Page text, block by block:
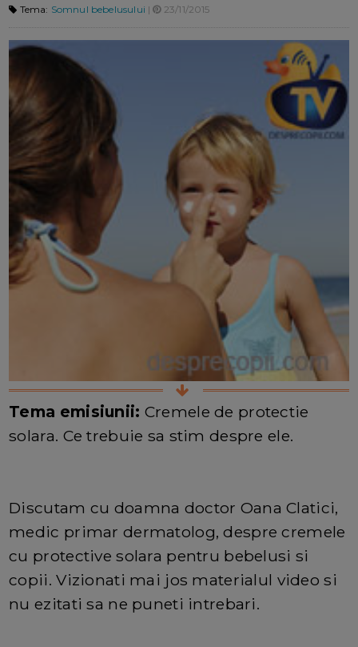
Tema: Somnul bebelusului | 23/11/2015
Tema emisiunii: Cremele de protectie
solara. Ce trebuie sa stim despre ele.
Discutam cu doamna doctor Oana Clatici,
medic primar dermatolog, despre cremele
cu protective solara pentru bebelusi si
copii. Vizionati mai jos materialul video si
nu ezitati sa ne puneti intrebari.